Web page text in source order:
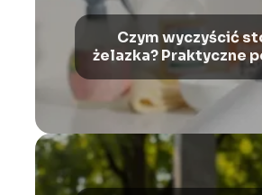
Czym wyczyścić
żelazka? Praktyczne
wskazówki